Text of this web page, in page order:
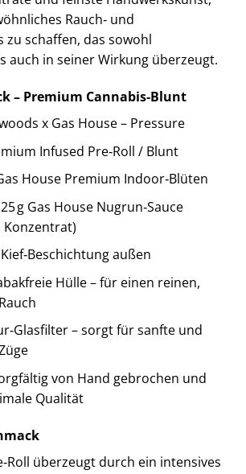
Rauch‑ und
zu schaffen, das sowohl
auch in seiner Wirkung überzeugt.
– Premium Cannabis‑Blunt
x Gas House – Pressure
Infused Pre‑Roll / Blunt
House Premium Indoor‑Blüten
g Gas House Nugrun‑Sauce
außen
Hülle – für einen reinen,
– sorgt für sanfte und
von Hand gebrochen und
Qualität
überzeugt durch ein intensives